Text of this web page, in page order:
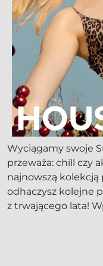
Wyciągamy swoje
przeważa: chill czy
najnowszą kolekcją
odhaczysz kolejne
z trwającego lata!